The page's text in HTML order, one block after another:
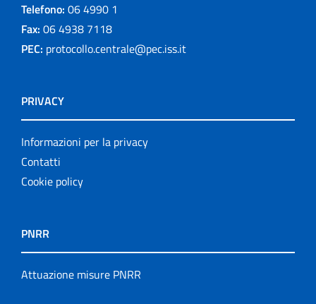
Telefono: 06 4990 1
Fax: 06 4938 7118
PEC: protocollo.centrale@pec.iss.it
PRIVACY
Informazioni per la privacy
Contatti
Cookie policy
PNRR
Attuazione misure PNRR